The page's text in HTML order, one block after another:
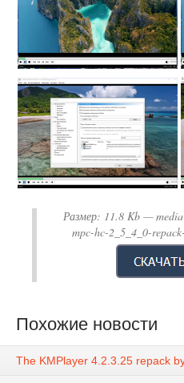
Размер: 11.8 Kb —
mpc-hc-2_5_4_0-
Похожие новости
The KMPlayer 4.2.3.25 repack